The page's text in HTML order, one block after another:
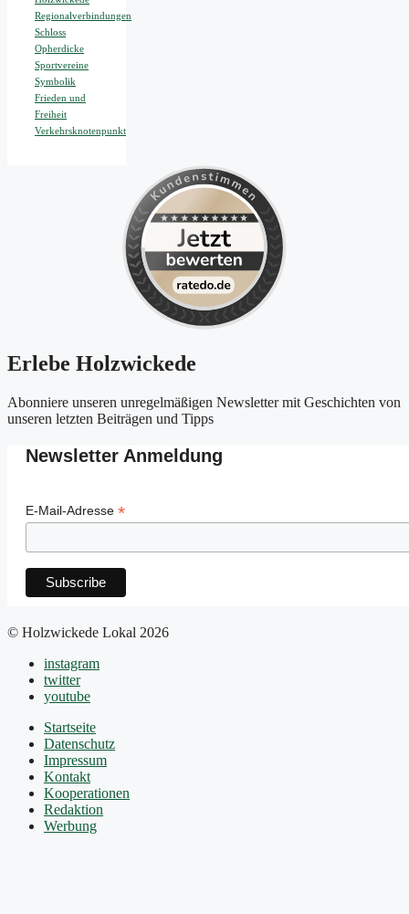
Regionalverbindungen
Schloss
Opherdicke
Sportvereine
Symbolik
Frieden und
Freiheit
Verkehrsknotenpunkt
Erlebe Holzwickede
Abonniere unseren unregelmäßigen Newsletter mit Geschichten von
unseren letzten Beiträgen und Tipps
Newsletter Anmeldung
E-Mail-Adresse *
© Holzwickede Lokal 2026
instagram
twitter
youtube
Startseite
Datenschutz
Impressum
Kontakt
Kooperationen
Redaktion
Werbung